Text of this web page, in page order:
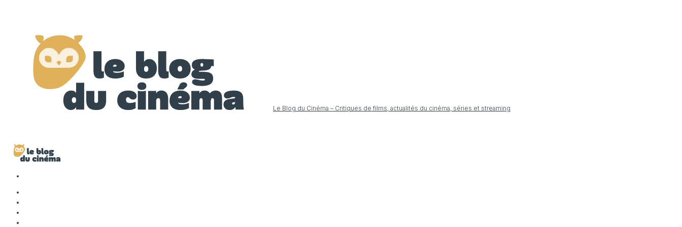
Le Blog du Cinéma – Critiques de films, actualités du cinéma, séries et streaming